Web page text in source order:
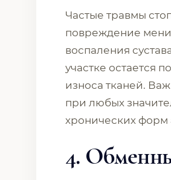
Частые травмы
повреждение
воспаления
участке остается
износа тканей.
при любых
хронических форм
4.